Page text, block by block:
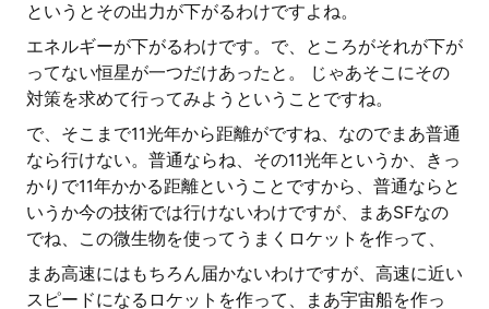
というとその出力が下がるわけですよね。
エネルギーが下がるわけです。で、ところがそれが下が
ってない恒星が一つだけあったと。 じゃあそこにその
対策を求めて行ってみようということですね。
で、そこまで11光年から距離がですね、なのでまあ普通
なら行けない。普通ならね、その11光年というか、きっ
かりで11年かかる距離ということですから、普通ならと
いうか今の技術では行けないわけですが、まあSFなの
でね、この微生物を使ってうまくロケットを作って、
まあ高速にはもちろん届かないわけですが、高速に近い
スピードになるロケットを作って、まあ宇宙船を作っ